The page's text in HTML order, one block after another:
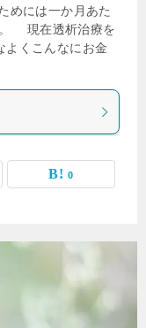
には一か月あた
。 現在透析治療を
よくこんなにお金
0